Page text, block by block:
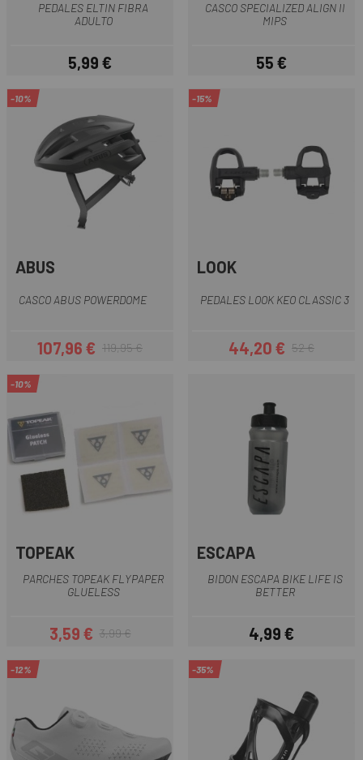
PEDALES ELTIN FIBRA
ADULTO
Precio
5,99 €
CASCO SPECIALIZED ALIGN II
MIPS
Precio
55 €
-10%
ABUS
CASCO ABUS POWERDOME
Precio
107,96 €Precio regular
119,95 €
-15%
LOOK
PEDALES LOOK KEO CLASSIC 3
Precio
44,20 €Precio regular
52 €
-10%
TOPEAK
PARCHES TOPEAK FLYPAPER
GLUELESS
Precio
3,59 €Precio regular
3,99 €
ESCAPA
BIDON ESCAPA BIKE LIFE IS
BETTER
Precio
4,99 €
-12% -35%